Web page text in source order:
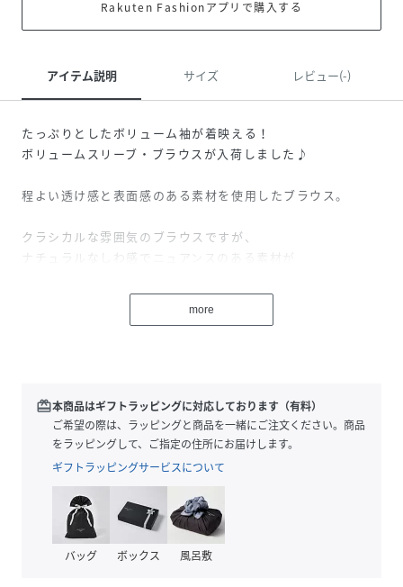
Rakuten Fashionアプリで購入する
アイテム説明 サイズ レビュー(-)
たっぷりとしたボリューム袖が着映える！
ボリュームスリーブ・ブラウスが入荷しました♪
程よい透け感と表面感のある素材を使用したブラウス。
クラシカルな雰囲気のブラウスですが、
ナチュラルなしわ感でニュアンスのある素材が
ややコンパクトな身幅や丈感に仕上げ、
袖口は楽ちんなゴム仕様！
程よく甘く、程よくカジュアルで、ぱっと華やぐ
おすすめブラウスです！
※撮影時のライティング、ご覧になっているモニター・PC環
境により
more
redeem本商品はギフトラッピングに対応しております（有料）
ご希望の際は、ラッピングと商品を一緒にご注文ください。商品
をラッピングして、ご指定の住所にお届けします。
ギフトラッピングサービスについて
バッグ ボックス 風呂敷